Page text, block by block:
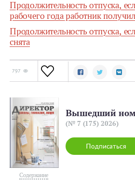
Продолжительность отпуска,
рабочего года работник
Продолжительность отпуска,
снята
797
Содержание
Подписаться
Вышедший
(№ 7 (175) 2026)